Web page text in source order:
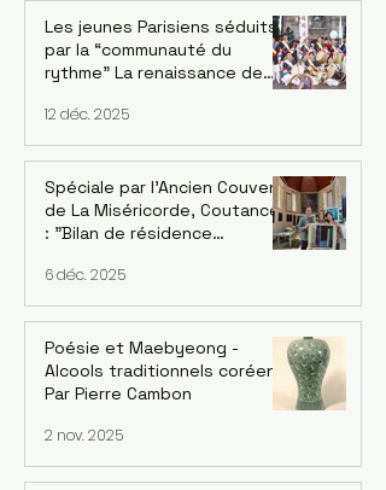
Les jeunes Parisiens séduits
par la “communauté du
rythme” La renaissance de
parisien “DONGNAMPUNG“
12 déc. 2025
Spéciale par l'Ancien Couvent
de La Miséricorde, Coutances
: "Bilan de résidence
l'artiste UI-YEONG PARK. Par
Mija Han Gastebois
6 déc. 2025
Poésie et Maebyeong -
Alcools traditionnels coréens.
Par Pierre Cambon
2 nov. 2025